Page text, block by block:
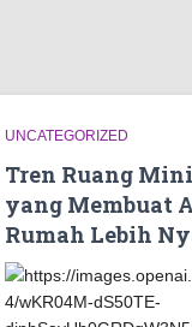
UNCATEGORIZED
Tren Ruang
yang Membuat
Rumah Lebih